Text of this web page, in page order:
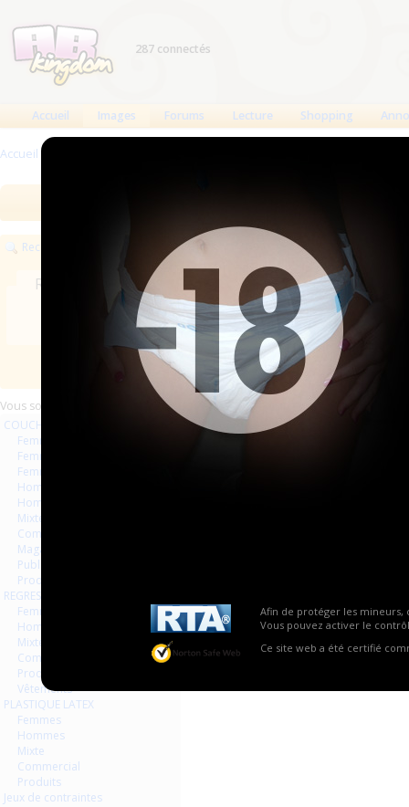
Afin de protéger les mineurs,
Vous pouvez activer le
Ce site web a été certifié
287 connectés
Accueil Images Forums Lecture Shopping
Accueil >
Rechercher
Rechercher
Mot-clé
Vous souhaitez exposer vos images sur ABKingdom ?
Commencez ici
COUCHES
Femmes
Femmes séries et rafales
Femmes vintage
Hommes séries et rafales
Hommes
Mixte
Commercial
Magazines Livres
Publicités
Produits
REGRESSION AGEPLAYER
Femmes
Hommes
Mixte
Commercial
Produits
Vêtements
PLASTIQUE LATEX
Femmes
Hommes
Mixte
Commercial
Produits
Jeux de contraintes
La vue globale est